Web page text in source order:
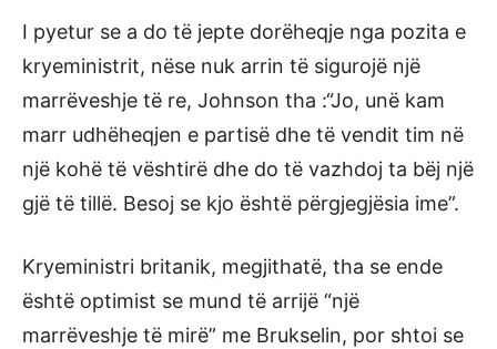
I pyetur se a do të jepte dorëheqje nga pozita e
kryeministrit, nëse nuk arrin të sigurojë një
marrëveshje të re, Johnson tha :“Jo, unë kam
marr udhëheqjen e partisë dhe të vendit tim në
një kohë të vështirë dhe do të vazhdoj ta bëj një
gjë të tillë. Besoj se kjo është përgjegjësia ime”.
Kryeministri britanik, megjithatë, tha se ende
është optimist se mund të arrijë “një
marrëveshje të mirë” me Brukselin, por shtoi se